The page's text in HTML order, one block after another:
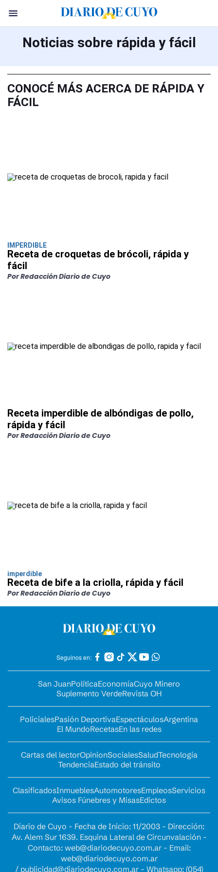
Noticias sobre rápida y fácil
CONOCÉ MÁS ACERCA DE RÁPIDA Y
FÁCIL
IMPERDIBLE
Receta de croquetas de brócoli, rápida y
fácil
Por Redacción Diario de Cuyo
Receta imperdible de albóndigas de pollo,
rápida y fácil
Por Redacción Diario de Cuyo
imperdible
Receta de bife a la criolla, rápida y fácil
Por Redacción Diario de Cuyo
Seguinos en:
San JuanPolíticaEconomíaCuyo Minero
Suplemento VerdeRevista OH
PolicialesPasión DeportivaEspectáculosArgentina
El MundoRecetasEn las redes
Cartas del lectorOpinionSocialesSaludTecnología
TendenciaEstado del tránsito
ClasificadosInmueblesAutomotoresEmpleosServicios
Avisos Fúnebres y MisasEdictos
Diario de Cuyo - Fecha de Inicio: 11/2003 - Dirección:
Av. Alem Sur 1639. Esquina Lateral de Circunvalación -
Contacto: web@diariodecuyo.com.ar- Email:
web@diariodecuyo.com.ar
/ publicidad@diariodecuyo.com.ar- Whatsapp: (054)